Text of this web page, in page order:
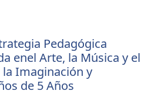
Pedagógica
enel Arte, la Música y el
la Imaginación y
de 5 Años